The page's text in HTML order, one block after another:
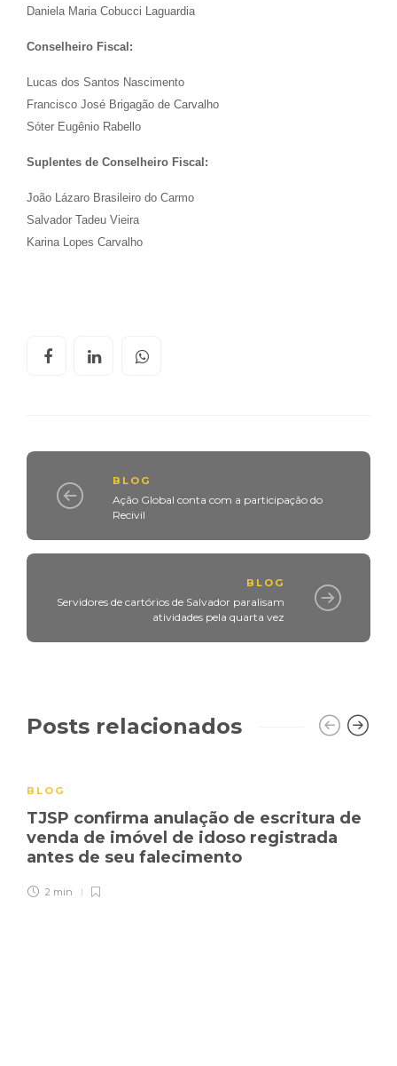
Daniela Maria Cobucci Laguardia
Conselheiro Fiscal:
Lucas dos Santos Nascimento
Francisco José Brigagão de Carvalho
Sóter Eugênio Rabello
Suplentes de Conselheiro Fiscal:
João Lázaro Brasileiro do Carmo
Salvador Tadeu Vieira
Karina Lopes Carvalho
BLOG
Ação Global conta com a participação do
Recivil
BLOG
Servidores de cartórios de Salvador paralisam
atividades pela quarta vez
Posts relacionados
BLOG
TJSP confirma anulação de escritura de
venda de imóvel de idoso registrada
antes de seu falecimento
2 min